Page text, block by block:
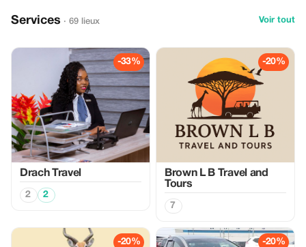
Services · 69 lieux Voir tout
-33%
Drach Travel
2 2
-20%
Brown L B Travel and
Tours
7
-20% -20%